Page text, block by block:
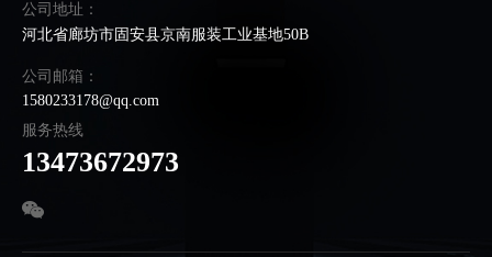
公司地址：
河北省廊坊市固安县京南服装工业基地50B
公司邮箱：
1580233178@qq.com
服务热线
13473672973